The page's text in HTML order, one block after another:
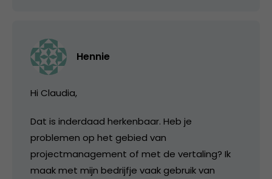
Hennie
Hi Claudia,
Dat is inderdaad herkenbaar. Heb je
problemen op het gebied van
projectmanagement of met de vertaling? Ik
maak met mijn bedrijfje vaak gebruik van